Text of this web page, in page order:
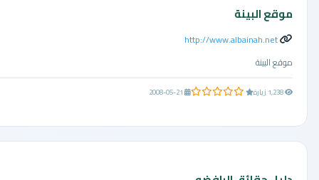
موقع البينة
http://www.albainah.net
موقع البينة
0.0 من 5 نجوم 2008-05-21